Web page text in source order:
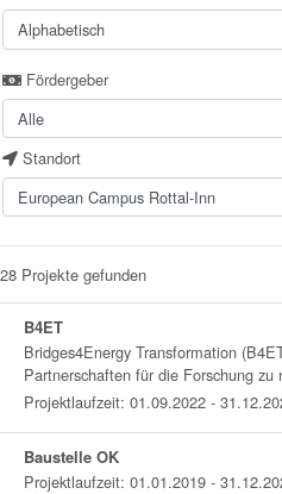
Fördergeber
Standort
28 Projekte gefunden
B4ET
Bridges4Energy Transformation
Partnerschaften für die Forschung
Projektlaufzeit: 01.09.2022 -
Baustelle OK
Projektlaufzeit: 01.01.2019 -